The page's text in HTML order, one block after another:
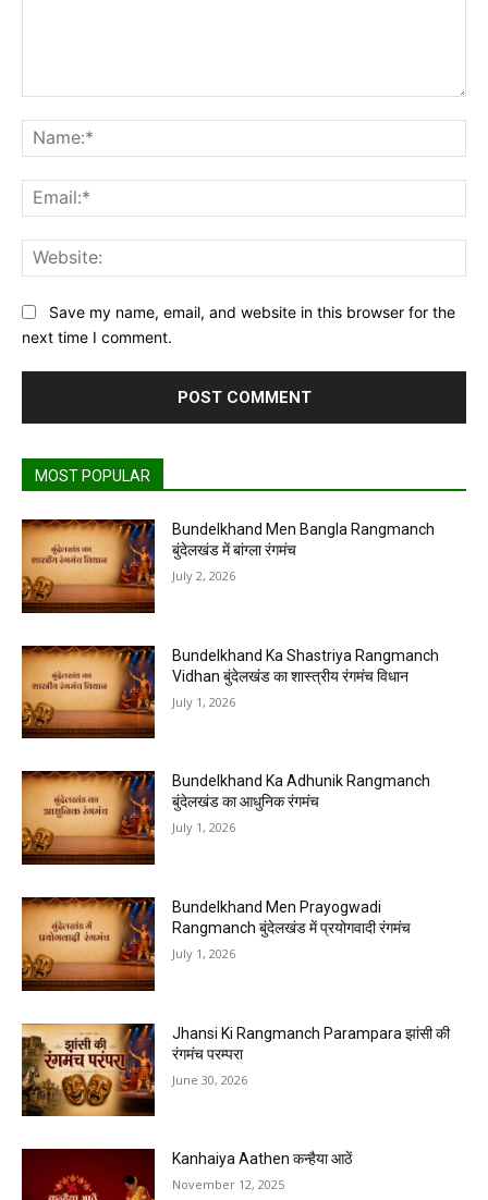
Save my name, email, and website in this browser for the
next time I comment.
MOST POPULAR
Bundelkhand Men Bangla Rangmanch
बुंदेलखंड में बांग्ला रंगमंच
July 2, 2026
Bundelkhand Ka Shastriya Rangmanch
Vidhan बुंदेलखंड का शास्त्रीय रंगमंच विधान
July 1, 2026
Bundelkhand Ka Adhunik Rangmanch
बुंदेलखंड का आधुनिक रंगमंच
July 1, 2026
Bundelkhand Men Prayogwadi
Rangmanch बुंदेलखंड में प्रयोगवादी रंगमंच
July 1, 2026
Jhansi Ki Rangmanch Parampara झांसी की
रंगमंच परम्परा
June 30, 2026
Kanhaiya Aathen कन्हैया आठें
November 12, 2025